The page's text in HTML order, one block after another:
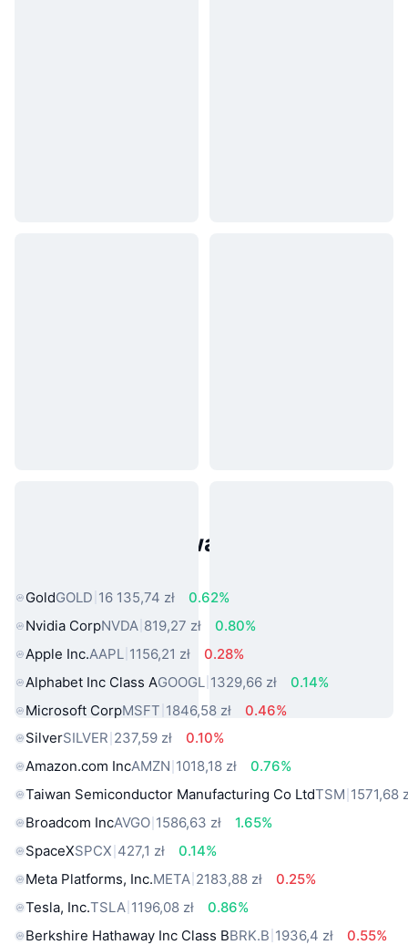
Popularne aktywa ze świata
GoldGOLD 16 135,74 zł
0.62%
Nvidia CorpNVDA 819,27 zł
0.80%
Apple Inc.AAPL 1156,21 zł
0.28%
Alphabet Inc Class AGOOGL 1329,66 zł
0.14%
Microsoft CorpMSFT 1846,58 zł
0.46%
SilverSILVER 237,59 zł
0.10%
Amazon.com IncAMZN 1018,18 zł
0.76%
Taiwan Semiconductor Manufacturing Co LtdTSM 1571,68
Broadcom IncAVGO 1586,63 zł
1.65%
SpaceXSPCX 427,1 zł
0.14%
Meta Platforms, Inc.META 2183,88 zł
0.25%
Tesla, Inc.TSLA 1196,08 zł
0.86%
Berkshire Hathaway Inc Class BBRK.B 1936,4 zł
0.55%